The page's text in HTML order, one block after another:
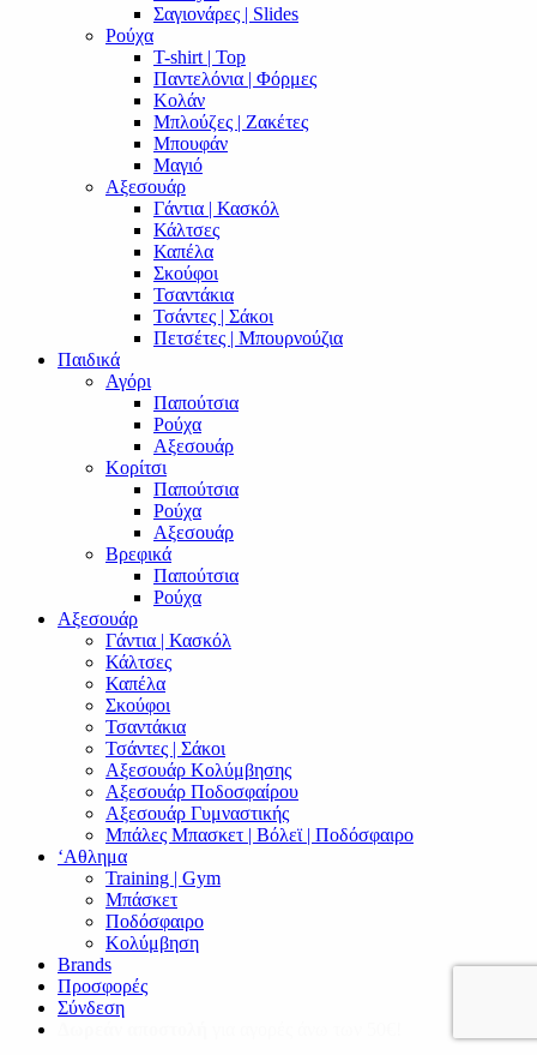
Σαγιονάρες | Slides
Ρούχα
T-shirt | Top
Παντελόνια | Φόρμες
Κολάν
Μπλούζες | Ζακέτες
Μπουφάν
Μαγιό
Αξεσουάρ
Γάντια | Κασκόλ
Κάλτσες
Καπέλα
Σκούφοι
Τσαντάκια
Τσάντες | Σάκοι
Πετσέτες | Μπουρνούζια
Παιδικά
Αγόρι
Παπούτσια
Ρούχα
Αξεσουάρ
Κορίτσι
Παπούτσια
Ρούχα
Αξεσουάρ
Βρεφικά
Παπούτσια
Ρούχα
Αξεσουάρ
Γάντια | Κασκόλ
Κάλτσες
Καπέλα
Σκούφοι
Τσαντάκια
Τσάντες | Σάκοι
Αξεσουάρ Κολύμβησης
Αξεσουάρ Ποδοσφαίρου
Αξεσουάρ Γυμναστικής
Μπάλες Μπασκετ | Βόλεϊ | Ποδόσφαιρο
‘Αθλημα
Training | Gym
Μπάσκετ
Ποδόσφαιρο
Κολύμβηση
Brands
Προσφορές
Σύνδεση